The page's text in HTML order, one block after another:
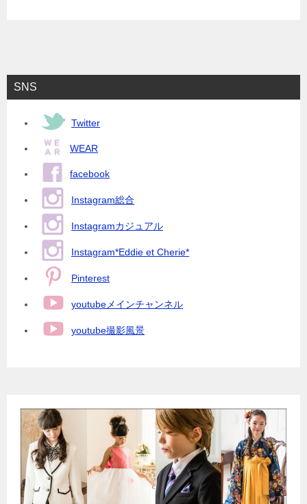
SNS
Twitter
WEAR
facebook
Instagram総合
Instagramカジュアル
Instagram*Eddie et Cherie*
Pinterest
youtubeメインチャンネル
youtube撮影風景